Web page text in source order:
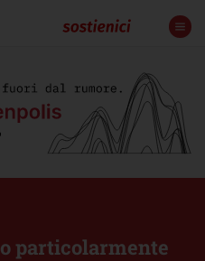
particolarmente